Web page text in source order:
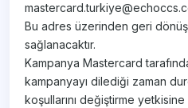
Bu adres üzerinden geri
sağlanacaktır.
Kampanya Mastercard
kampanyayı dilediği zaman
koşullarını değiştirme yetkisine